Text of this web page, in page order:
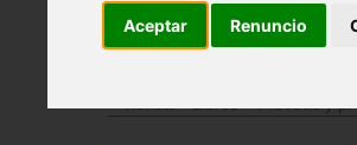
Aceptar Renuncio